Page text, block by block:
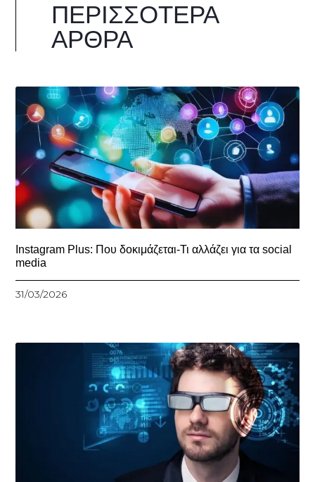
ΠΕΡΙΣΣΌΤΕΡΑ
ΆΡΘΡΑ
Instagram Plus: Που δοκιμάζεται-Τι αλλάζει για τα social
media
31/03/2026